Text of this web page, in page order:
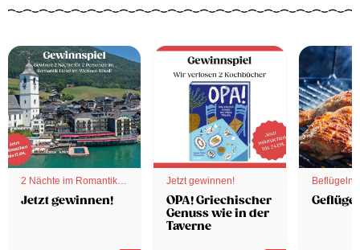
2 Nächte im Romantik
Hotel
Jetzt gewinnen!
Jetzt gewinnen!
OPA! Griechischer
Genuss wie in der
Taverne